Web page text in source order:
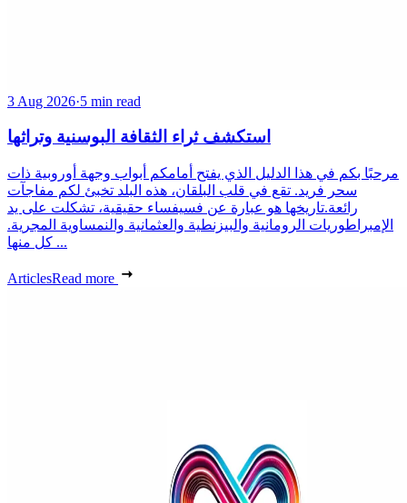
3 Aug 2026·5 min read
استكشف ثراء الثقافة البوسنية وتراثها
مرحبًا بكم في هذا الدليل الذي يفتح أمامكم أبواب وجهة أوروبية ذات
سحر فريد. تقع في قلب البلقان، هذه البلد تخبئ لكم مفاجآت
رائعة.تاريخها هو عبارة عن فسيفساء حقيقية، تشكلت على يد
الإمبراطوريات الرومانية والبيزنطية والعثمانية والنمساوية المجرية.
كل منها ...
ArticlesRead more